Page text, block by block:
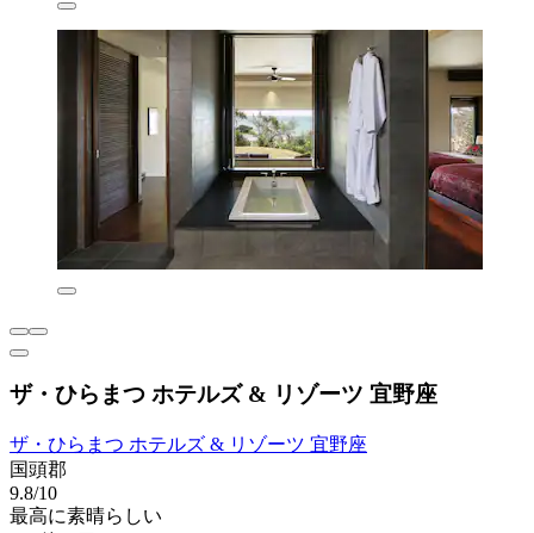
ザ・ひらまつ ホテルズ & リゾーツ 宜野座
ザ・ひらまつ ホテルズ & リゾーツ 宜野座
国頭郡
9.8/10
最高に素晴らしい